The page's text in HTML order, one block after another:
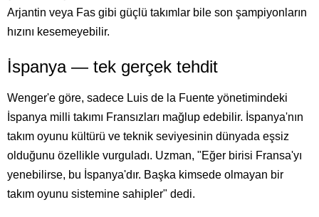
Arjantin veya Fas gibi güçlü takımlar bile son şampiyonların
hızını kesemeyebilir.
İspanya — tek gerçek tehdit
Wenger'e göre, sadece Luis de la Fuente yönetimindeki
İspanya milli takımı Fransızları mağlup edebilir. İspanya'nın
takım oyunu kültürü ve teknik seviyesinin dünyada eşsiz
olduğunu özellikle vurguladı. Uzman, "Eğer birisi Fransa'yı
yenebilirse, bu İspanya'dır. Başka kimsede olmayan bir
takım oyunu sistemine sahipler" dedi.